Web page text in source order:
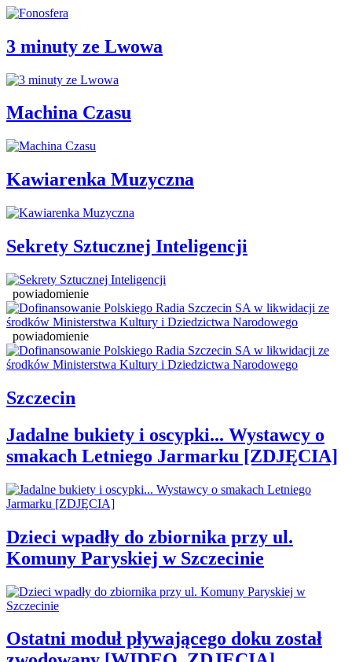
3 minuty ze Lwowa
Machina Czasu
Kawiarenka Muzyczna
Sekrety Sztucznej Inteligencji
powiadomienie
powiadomienie
Szczecin
Jadalne bukiety i oscypki... Wystawcy o
smakach Letniego Jarmarku [ZDJĘCIA]
Dzieci wpadły do zbiornika przy ul.
Komuny Paryskiej w Szczecinie
Ostatni moduł pływającego doku został